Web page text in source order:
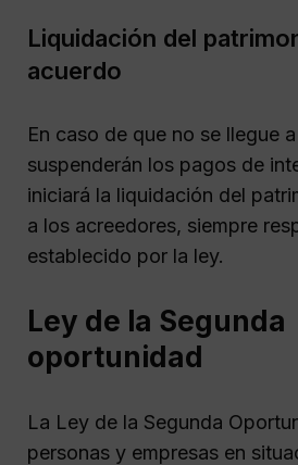
Liquidación del
acuerdo
En caso de que no se llegue
suspenderán los pagos de
iniciará la liquidación del
a los acreedores, siempre
establecido por la ley.
Ley de la Segunda
oportunidad
La Ley de la Segunda
personas y empresas en